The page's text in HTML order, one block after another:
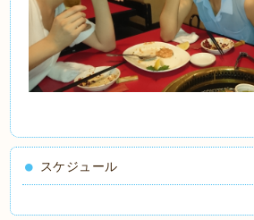
スケジュール